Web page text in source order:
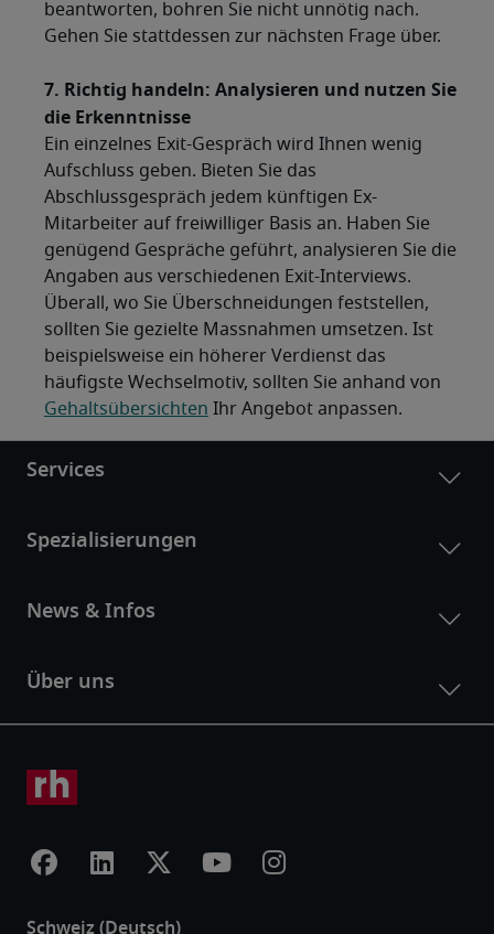
beantworten, bohren Sie nicht unnötig nach.
Gehen Sie stattdessen zur nächsten Frage über.
7. Richtig handeln: Analysieren und nutzen Sie
die Erkenntnisse
Ein einzelnes Exit-Gespräch wird Ihnen wenig
Aufschluss geben. Bieten Sie das
Abschlussgespräch jedem künftigen Ex-
Mitarbeiter auf freiwilliger Basis an. Haben Sie
genügend Gespräche geführt, analysieren Sie die
Angaben aus verschiedenen Exit-Interviews.
Überall, wo Sie Überschneidungen feststellen,
sollten Sie gezielte Massnahmen umsetzen. Ist
beispielsweise ein höherer Verdienst das
häufigste Wechselmotiv, sollten Sie anhand von
Gehaltsübersichten Ihr Angebot anpassen.